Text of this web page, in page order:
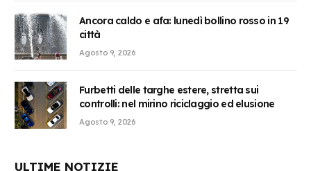
Ancora caldo e afa: lunedì bollino rosso in 19
città
Agosto 9, 2026
Furbetti delle targhe estere, stretta sui
controlli: nel mirino riciclaggio ed elusione
Agosto 9, 2026
ULTIME NOTIZIE